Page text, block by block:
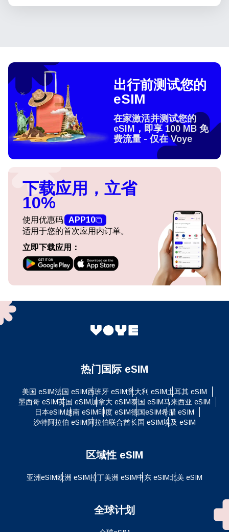
出行前测试您的
eSIM
在家激活并测试您的
eSIM，即享 100 MB 免
费流量 - 仅在 Voye
下载应用，立省
10%
使用优惠码 APP10
适用于您的首次应用内订单。
立即下载应用：
热门国际 eSIM
美国 eSIM法国 eSIM西班牙 eSIM意大利 eSIM土耳其 eSIM
墨西哥 eSIM英国 eSIM加拿大 eSIM泰国 eSIM马来西亚 eSIM
日本eSIM越南 eSIM印度 eSIM德国eSIM希腊 eSIM
沙特阿拉伯 eSIM阿拉伯联合酋长国 eSIM埃及 eSIM
区域性 eSIM
亚洲eSIM欧洲 eSIM拉丁美洲 eSIM中东 eSIM北美 eSIM
全球计划